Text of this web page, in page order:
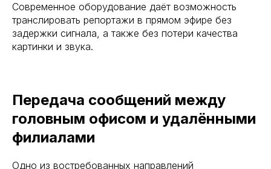
Современное оборудование даёт возможность
транслировать репортажи в прямом эфире без
задержки сигнала, а также без потери качества
картинки и звука.
Передача сообщений между
головным офисом и удалёнными
филиалами
Одно из востребованных направлений